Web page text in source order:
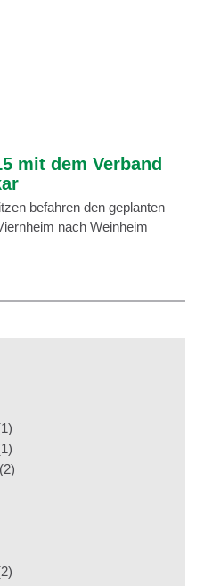
mit dem Verband
befahren den geplanten
nach Weinheim
(2)